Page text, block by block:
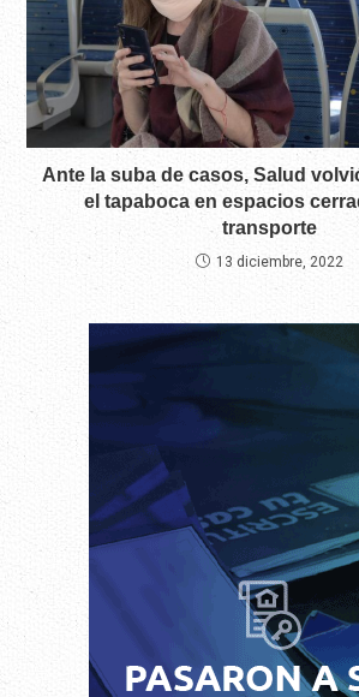
Ante la suba de casos, Salud
el tapaboca en espacios
transporte
13 diciembre, 2022